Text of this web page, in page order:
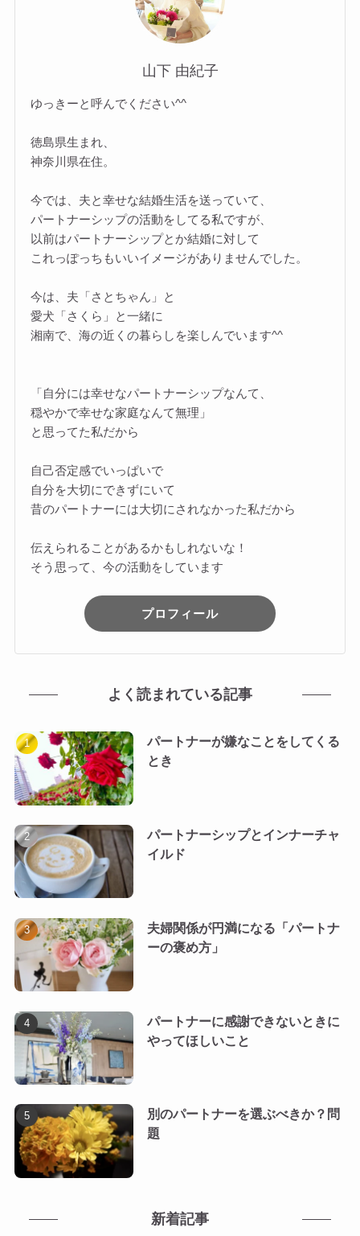
山下 由紀子
ゆっきーと呼んでください^^
徳島県生まれ、
神奈川県在住。
今では、夫と幸せな結婚生活を送っていて、
パートナーシップの活動をしてる私ですが、
以前はパートナーシップとか結婚に対して
これっぽっちもいいイメージがありませんでした。
今は、夫「さとちゃん」と
愛犬「さくら」と一緒に
湘南で、海の近くの暮らしを楽しんでいます^^
「自分には幸せなパートナーシップなんて、
穏やかで幸せな家庭なんて無理」
と思ってた私だから
自己否定感でいっぱいで
自分を大切にできずにいて
昔のパートナーには大切にされなかった私だから
伝えられることがあるかもしれないな！
そう思って、今の活動をしています
プロフィール
よく読まれている記事
パートナーが嫌なことをしてくる
とき
パートナーシップとインナーチャ
イルド
夫婦関係が円満になる「パートナ
ーの褒め方」
パートナーに感謝できないときに
やってほしいこと
別のパートナーを選ぶべきか？問
題
新着記事